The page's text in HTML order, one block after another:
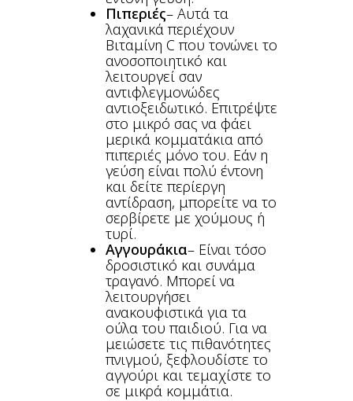
Πιπεριές– Αυτά τα
λαχανικά περιέχουν
Βιταμίνη C που τονώνει το
ανοσοποιητικό και
λειτουργεί σαν
αντιφλεγμονώδες
αντιοξειδωτικό. Επιτρέψτε
στο μικρό σας να φάει
μερικά κομματάκια από
πιπεριές μόνο του. Εάν η
γεύση είναι πολύ έντονη
και δείτε περίεργη
αντίδραση, μπορείτε να το
σερβίρετε με χούμους ή
τυρί.
Αγγουράκια– Είναι τόσο
δροσιστικό και συνάμα
τραγανό. Μπορεί να
λειτουργήσει
ανακουφιστικά για τα
ούλα του παιδιού. Για να
μειώσετε τις πιθανότητες
πνιγμού, ξεφλουδίστε το
αγγούρι και τεμαχίστε το
σε μικρά κομμάτια.